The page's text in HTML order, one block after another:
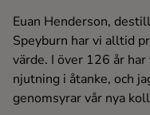
Euan Henderson,
Speyburn har vi alltid
värde. I över 126 år
njutning i åtanke, och
genomsyrar vår nya